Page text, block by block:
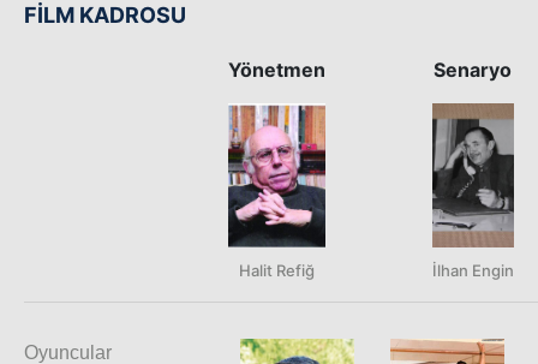
FİLM KADROSU
Yönetmen
Halit Refiğ
Senaryo
İlhan Engin
Oyuncular